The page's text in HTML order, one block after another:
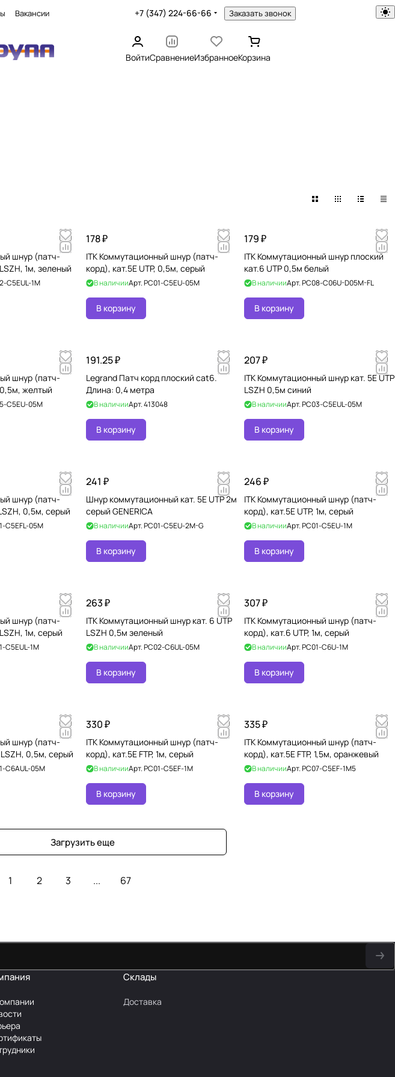
Вакансии +7 (347) 224-66-66 Заказать звонок
ВойтиСравнениеИзбранноеКорзина
шнур (патч-
1м, зеленый
C5EUL-1M
178 ₽
ITK Коммутационный шнур (патч-
корд), кат.5Е UTP, 0,5м, серый
В наличииАрт.PC01-C5EU-05M
В корзину
179 ₽
ITK Коммутационный шнур плоский
кат.6 UTP 0,5м белый
В наличииАрт.PC08-C06U-D05M-FL
В корзину
шнур (патч-
0,5м, желтый
C5EU-05M
191.25 ₽
Legrand Патч корд плоский cat6.
Длина: 0,4 метра
В наличииАрт.413048
В корзину
207 ₽
ITK Коммутационный шнур кат. 5Е UTP
LSZH 0,5м синий
В наличииАрт.PC03-C5EUL-05M
В корзину
шнур (патч-
0,5м, серый
C5EFL-05M
241 ₽
Шнур коммутационный кат. 5Е UTP 2м
серый GENERICA
В наличииАрт.PC01-C5EU-2M-G
В корзину
246 ₽
ITK Коммутационный шнур (патч-
корд), кат.5Е UTP, 1м, серый
В наличииАрт.PC01-C5EU-1M
В корзину
шнур (патч-
1м, серый
C5EUL-1M
263 ₽
ITK Коммутационный шнур кат. 6 UTP
LSZH 0,5м зеленый
В наличииАрт.PC02-C6UL-05M
В корзину
307 ₽
ITK Коммутационный шнур (патч-
корд), кат.6 UTP, 1м, серый
В наличииАрт.PC01-C6U-1M
В корзину
шнур (патч-
0,5м, серый
C6AUL-05M
330 ₽
ITK Коммутационный шнур (патч-
корд), кат.5Е FTP, 1м, серый
В наличииАрт.PC01-C5EF-1M
В корзину
335 ₽
ITK Коммутационный шнур (патч-
корд), кат.5Е FTP, 1,5м, оранжевый
В наличииАрт.PC07-C5EF-1M5
В корзину
Загрузить еще
1 2 3 ... 67
Склады
Доставка